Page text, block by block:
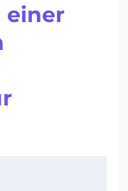
einer